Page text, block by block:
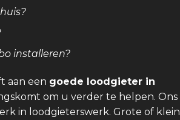
installeren?
aan een goede loodgieter in
om u verder te helpen. Ons
in loodgieterswerk. Grote of klein